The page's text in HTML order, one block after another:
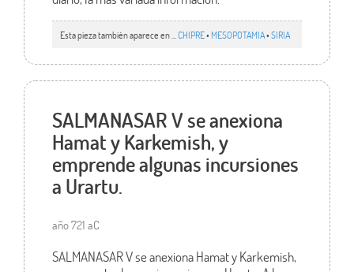
Esta pieza también aparece en ... CHIPRE• MESOPOTAMIA•SIRIA
SALMANASAR V se anexiona
Hamat y Karkemish, y
emprende algunas incursiones
a Urartu.
año 721 aC
SALMANASAR V se anexiona Hamat y Karkemish,